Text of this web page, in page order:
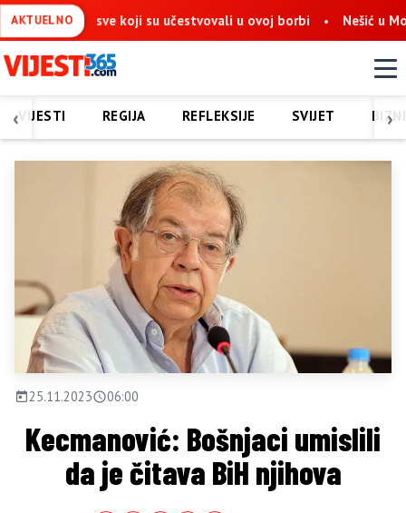
AKTUELNO
sve koji su učestvovali u ovoj borbi Nešić u Mostaru:
‹ ›
VIJESTI REGIJA REFLEKSIJE SVIJET
25.11.2023 06:00
Kecmanović: Bošnjaci umislili
da je čitava BiH njihova